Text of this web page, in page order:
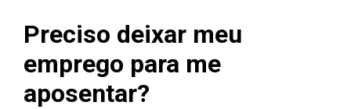
Preciso deixar meu
emprego para me
aposentar?